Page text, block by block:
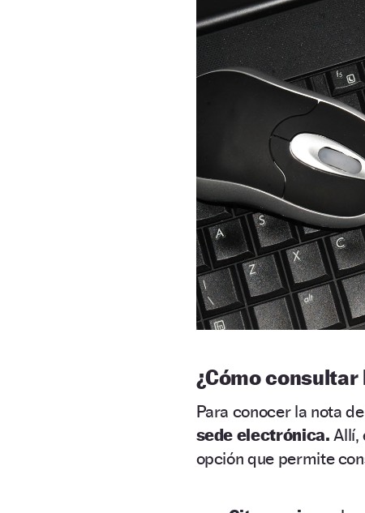
¿Cómo consultar
Para conocer la nota
sede electrónica. Allí,
opción que permite